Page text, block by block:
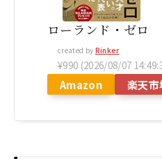
ローランド・ゼロ
created by Rinker
¥990 (2026/08/07
Amazon 楽天市